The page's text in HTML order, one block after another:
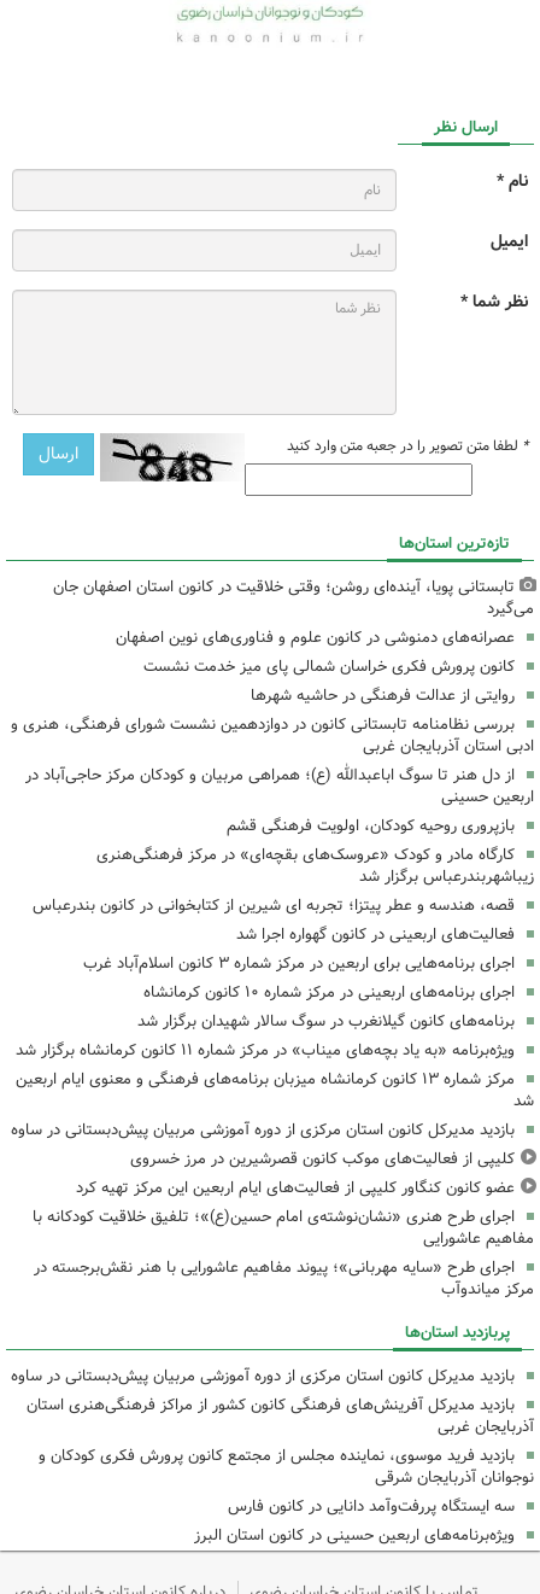
ارسال نظر
نام *
ایمیل
نظر شما *
* لطفا متن تصویر را در جعبه متن وارد کنید
تازه‌ترین استان‌ها
تابستانی پویا، آینده‌ای روشن؛ وقتی خلاقیت در کانون استان اصفهان جان
می‌گیرد
عصرانه‌های دمنوشی در کانون علوم و فناوری‌های نوین اصفهان
کانون پرورش فکری خراسان شمالی پای میز خدمت نشست
روایتی از عدالت فرهنگی در حاشیه شهرها
بررسی نظامنامه تابستانی کانون در دوازدهمین نشست شورای فرهنگی، هنری و
ادبی استان آذربایجان غربی
از دل هنر تا سوگ اباعبدالله (ع)؛ همراهی مربیان و کودکان مرکز حاجی‌آباد در
اربعین حسینی
بازپروری روحیه کودکان، اولویت فرهنگی قشم
کارگاه مادر و کودک «عروسک‌های بقچه‌ای» در مرکز فرهنگی‌هنری
زیباشهربندرعباس برگزار شد
قصه، هندسه و عطر پیتزا؛ تجربه ای شیرین از کتابخوانی در کانون بندرعباس
فعالیت‌های اربعینی در کانون گهواره اجرا شد
اجرای برنامه‌هایی برای اربعین در مرکز شماره ۳ کانون اسلام‌آباد غرب
اجرای برنامه‌های اربعینی در مرکز شماره ۱۰ کانون کرمانشاه
برنامه‌های کانون گیلانغرب در سوگ سالار شهیدان برگزار شد
ویژه‌برنامه «به یاد بچه‌های میناب» در مرکز شماره ۱۱ کانون کرمانشاه برگزار شد
مرکز شماره ۱۳ کانون کرمانشاه میزبان برنامه‌های فرهنگی و معنوی ایام اربعین
شد
بازدید مدیرکل کانون استان مرکزی از دوره آموزشی مربیان پیش‌دبستانی در ساوه
کلیپی از فعالیت‌های موکب کانون قصرشیرین در مرز خسروی
عضو کانون کنگاور کلیپی از فعالیت‌های ایام اربعین این مرکز تهیه کرد
اجرای طرح هنری «نشان‌نوشته‌ی امام حسین(ع)»؛ تلفیق خلاقیت کودکانه با
مفاهیم عاشورایی
اجرای طرح «سایه مهربانی»؛ پیوند مفاهیم عاشورایی با هنر نقش‌برجسته در
مرکز میاندوآب
پربازدید استان‌ها
بازدید مدیرکل کانون استان مرکزی از دوره آموزشی مربیان پیش‌دبستانی در ساوه
بازدید مدیرکل آفرینش‌های فرهنگی کانون کشور از مراکز فرهنگی‌هنری استان
آذربایجان غربی
بازدید فرید موسوی، نماینده مجلس از مجتمع کانون پرورش فکری کودکان و
نوجوانان آذربایجان شرقی
سه ایستگاه پررفت‌وآمد دانایی در کانون فارس
ویژه‌برنامه‌های اربعین حسینی در کانون استان البرز